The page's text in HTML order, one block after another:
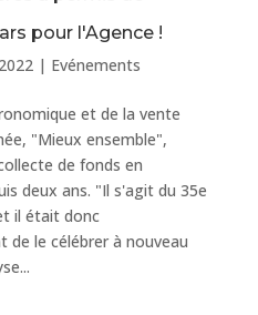
pour l'Agence !
| Evénements
et de la vente
"Mieux ensemble",
de fonds en
deux ans. "Il s'agit du 35e
il était donc
le célébrer à nouveau